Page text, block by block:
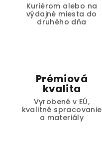
Kuriérom alebo na
výdajné miesta do
druhého dňa
Prémiová
kvalita
Vyrobené v EÚ,
kvalitné spracovanie
a materiály